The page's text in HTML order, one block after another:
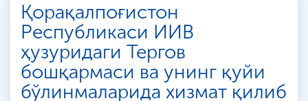
Қорақалпоғистон
Республикаси ИИВ
ҳузуридаги Тергов
бошқармаси ва унинг қуйи
бўлинмаларида хизмат қилиб